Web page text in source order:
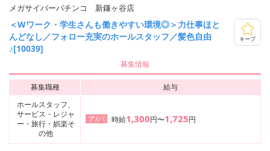
メガサイバーパチンコ 新鎌ヶ谷店
＜Wワーク・学生さんも働きやすい環境◎＞力仕事ほと
んどなし／フォロー充実のホールスタッフ／髪色自由
♪[10039]
キープ
募集情報
募集職種
給与
ホールスタッフ、
サービス・レジャ
ー・旅行・娯楽そ
の他
ア/パ 時給1,300円〜1,725円